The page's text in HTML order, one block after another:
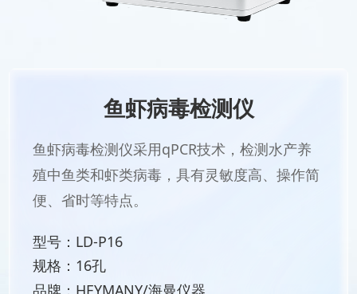
鱼虾病毒检测仪
鱼虾病毒检测仪采用qPCR技术，检测水产养
殖中鱼类和虾类病毒，具有灵敏度高、操作简
便、省时等特点。
型号：LD-P16
规格：16孔
品牌：HEYMANY/海曼仪器